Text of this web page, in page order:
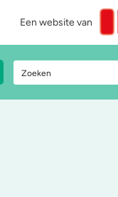
Een website van
over drugs?
met ons op